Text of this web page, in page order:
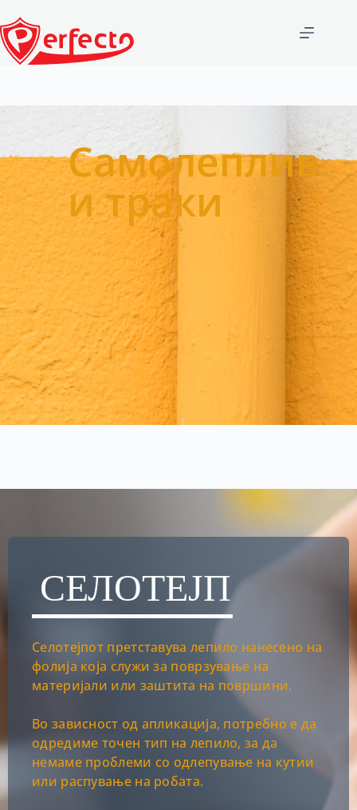
Самолеплив
и траки
СЕЛОТЕЈП
Селотејпот претставува лепило нанесено на
фолија која служи за поврзување на
материјали или заштита на површини.
Во зависност од апликација, потребно е да
одредиме точен тип на лепило, за да
немаме проблеми со одлепување на кутии
или распување на робата.